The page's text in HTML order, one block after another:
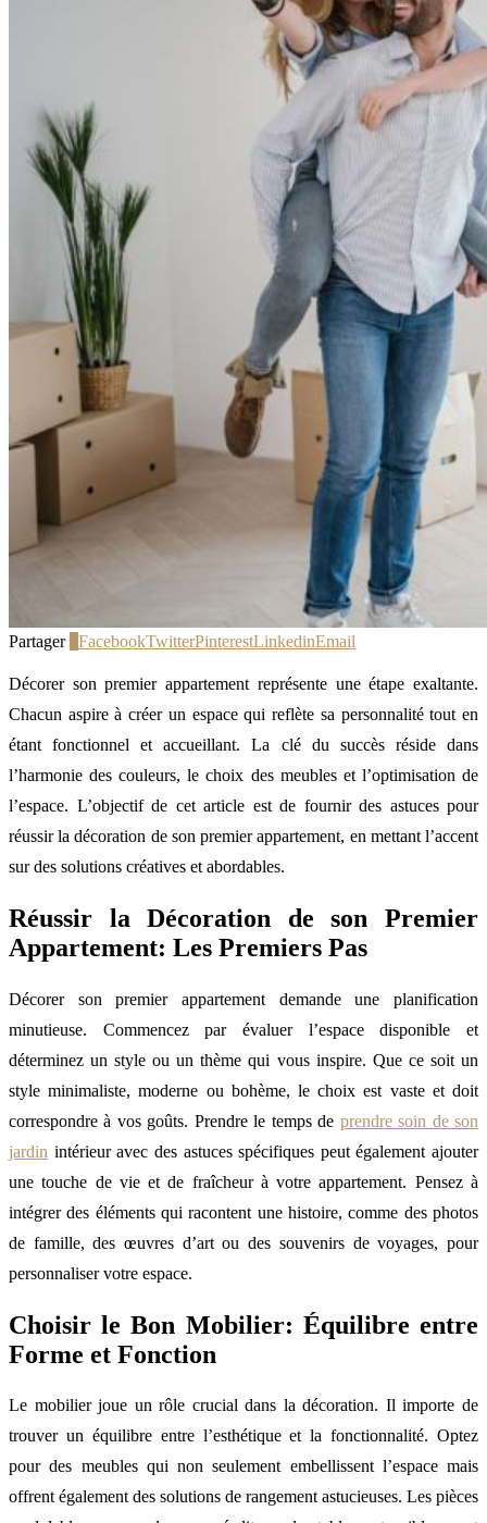
Partager FacebookTwitterPinterestLinkedinEmail
Décorer son premier appartement représente une étape exaltante.
Chacun aspire à créer un espace qui reflète sa personnalité tout en
étant fonctionnel et accueillant. La clé du succès réside dans
l’harmonie des couleurs, le choix des meubles et l’optimisation de
l’espace. L’objectif de cet article est de fournir des astuces pour
réussir la décoration de son premier appartement, en mettant l’accent
sur des solutions créatives et abordables.
Réussir la Décoration de son Premier
Appartement: Les Premiers Pas
Décorer son premier appartement demande une planification
minutieuse. Commencez par évaluer l’espace disponible et
déterminez un style ou un thème qui vous inspire. Que ce soit un
style minimaliste, moderne ou bohème, le choix est vaste et doit
correspondre à vos goûts. Prendre le temps de prendre soin de son
jardin intérieur avec des astuces spécifiques peut également ajouter
une touche de vie et de fraîcheur à votre appartement. Pensez à
intégrer des éléments qui racontent une histoire, comme des photos
de famille, des œuvres d’art ou des souvenirs de voyages, pour
personnaliser votre espace.
Choisir le Bon Mobilier: Équilibre entre
Forme et Fonction
Le mobilier joue un rôle crucial dans la décoration. Il importe de
trouver un équilibre entre l’esthétique et la fonctionnalité. Optez
pour des meubles qui non seulement embellissent l’espace mais
offrent également des solutions de rangement astucieuses. Les pièces